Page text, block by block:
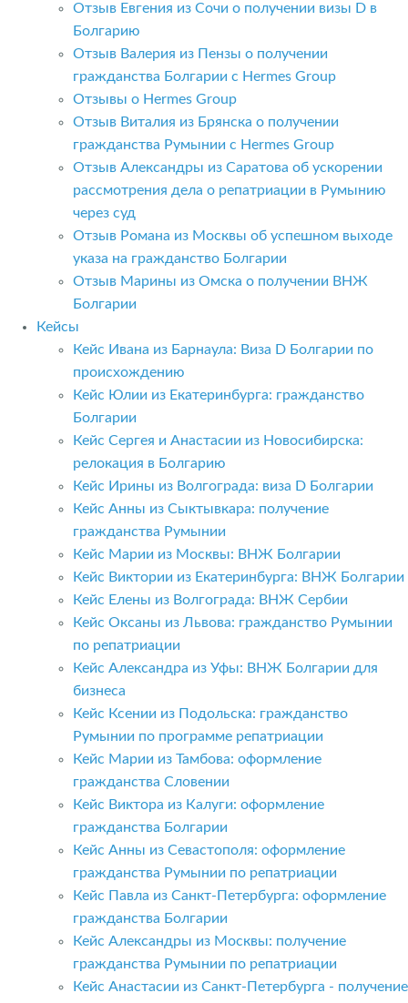
Отзыв Евгения из Сочи о получении визы D в
Болгарию
Отзыв Валерия из Пензы о получении
гражданства Болгарии с Hermes Group
Отзывы о Hermes Group
Отзыв Виталия из Брянска о получении
гражданства Румынии с Hermes Group
Отзыв Александры из Саратова об ускорении
рассмотрения дела о репатриации в Румынию
через суд
Отзыв Романа из Москвы об успешном выходе
указа на гражданство Болгарии
Отзыв Марины из Омска о получении ВНЖ
Болгарии
Кейсы
Кейс Ивана из Барнаула: Виза D Болгарии по
происхождению
Кейс Юлии из Екатеринбурга: гражданство
Болгарии
Кейс Сергея и Анастасии из Новосибирска:
релокация в Болгарию
Кейс Ирины из Волгограда: виза D Болгарии
Кейс Анны из Сыктывкара: получение
гражданства Румынии
Кейс Марии из Москвы: ВНЖ Болгарии
Кейс Виктории из Екатеринбурга: ВНЖ Болгарии
Кейс Елены из Волгограда: ВНЖ Сербии
Кейс Оксаны из Львова: гражданство Румынии
по репатриации
Кейс Александра из Уфы: ВНЖ Болгарии для
бизнеса
Кейс Ксении из Подольска: гражданство
Румынии по программе репатриации
Кейс Марии из Тамбова: оформление
гражданства Словении
Кейс Виктора из Калуги: оформление
гражданства Болгарии
Кейс Анны из Севастополя: оформление
гражданства Румынии по репатриации
Кейс Павла из Санкт-Петербурга: оформление
гражданства Болгарии
Кейс Александры из Москвы: получение
гражданства Румынии по репатриации
Кейс Анастасии из Санкт-Петербурга - получение